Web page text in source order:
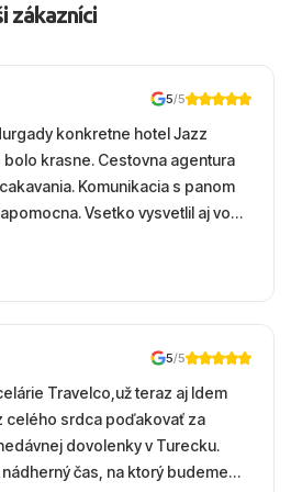
zákazníci
5/5
konkretne hotel Jazz
bolo krasne. Cestovna agentura
Komunikacia s panom
Vsetko vysvetlil aj vo
sa ospravedlnujem. Hotel
Strava, prostredie, more,
5/5
Travelco,už teraz aj Idem
celého srdca poďakovať za
dovolenky v Turecku.
čas, na ktorý budeme